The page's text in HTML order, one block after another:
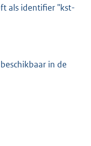
als identifier "kst-
in de